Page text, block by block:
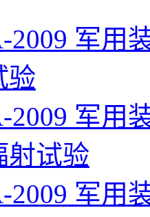
2009 军用
验
2009 军用
射试验
2009 军用